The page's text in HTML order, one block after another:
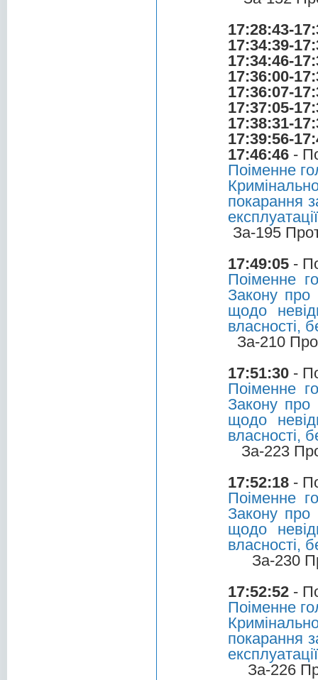
17:28:43-
17:34:39-
17:34:46-
17:36:00-
17:36:07-
17:37:05-
17:38:31-
17:39:56-
17:46:46 -
Поіменне
покарання
За-195
17:49:05 -
Поіменне
Закону про
щодо
власності,
За-210
17:51:30 -
Поіменне
Закону про
щодо
власності,
За-223
17:52:18 -
Поіменне
Закону про
щодо
власності,
За-230
17:52:52 -
Поіменне
покарання
За-226